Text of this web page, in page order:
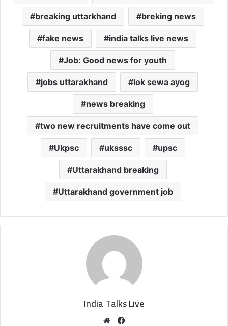
breaking uttarkhand breking news
fake news india talks live news
Job: Good news for youth
jobs uttarakhand lok sewa ayog
news breaking
two new recruitments have come out
Ukpsc uksssc upsc
Uttarakhand breaking
Uttarakhand government job
India Talks Live
We